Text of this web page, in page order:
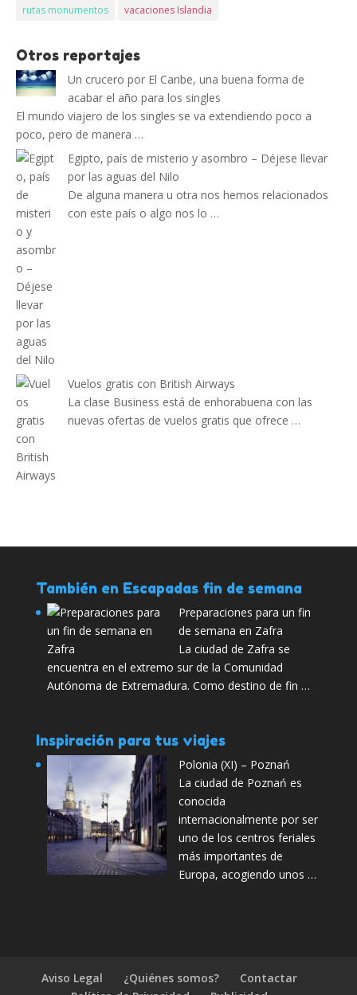
rutas monumentos
vacaciones Islandia
Otros reportajes
Un crucero por El Caribe, una buena forma de
acabar el año para los singles
El mundo viajero de los singles se va extendiendo poco a
poco, pero de manera …
Egipto, país de misterio y asombro – Déjese llevar
por las aguas del Nilo
De alguna manera u otra nos hemos relacionados
con este país o algo nos lo …
Vuelos gratis con British Airways
La clase Business está de enhorabuena con las
nuevas ofertas de vuelos gratis que ofrece …
También en Escapadas fin de semana
Preparaciones para un fin
de semana en Zafra
La ciudad de Zafra se
encuentra en el extremo sur de la Comunidad
Autónoma de Extremadura. Como destino de fin …
Inspiración para tus viajes
Polonia (XI) – Poznań
La ciudad de Poznań es
conocida
internacionalmente por ser
uno de los centros feriales
más importantes de
Europa, acogiendo unos …
Aviso Legal ¿Quiénes somos?
Contactar